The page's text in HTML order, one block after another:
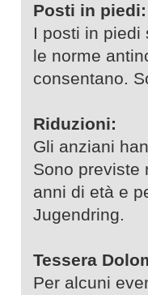
Posti in piedi:
I posti in piedi
le norme
consentano.
Riduzioni:
Gli anziani
Sono previste
anni di età e
Jugendring.
Tessera
Per alcuni